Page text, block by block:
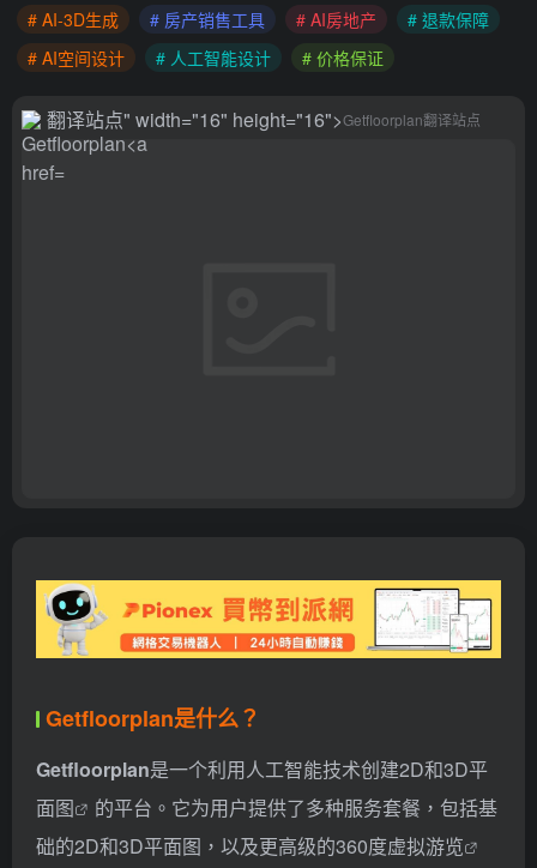
# AI-3D生成
# 房产销售工具 # AI房地产
# 退款保障
# AI空间设计
# 人工智能设计 # 价格保证
翻译站点" width="16" height="16">Getfloorplan翻译站点
Getfloorplan是什么？
Getfloorplan是一个利用人工智能技术创建2D和3D平
面图
的平台。它为用户提供了多种服务套餐，包括基
础的2D和3D平面图，以及更高级的360度虚拟游览